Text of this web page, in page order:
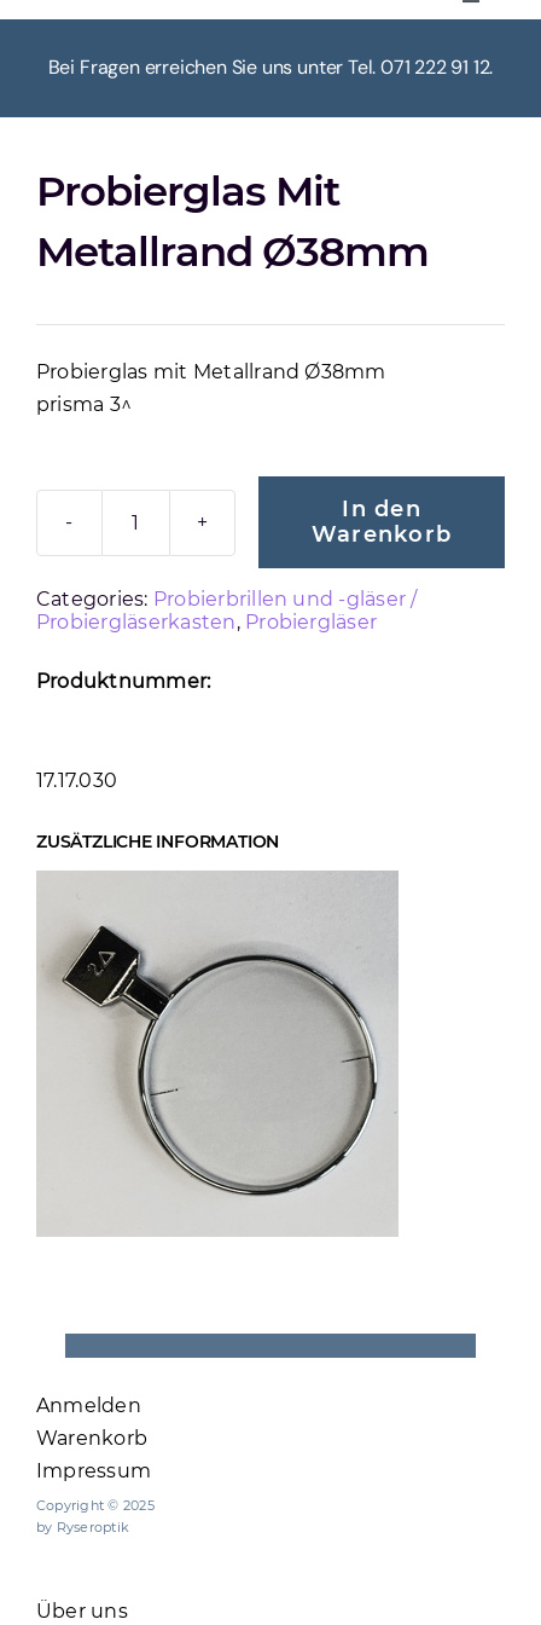
Toggle
HOME
MEIN KONTO
Bei Fragen erreichen Sie uns unter Tel. 071 222 91 12.
Probierglas Mit
Metallrand Ø38mm
Probierglas mit Metallrand Ø38mm
prisma 3^
PROBIERGLAS
METALLRAND
PRISMA
3
In den
Warenkorb
Categories: Probierbrillen und -gläser /
Probiergläserkasten, Probiergläser
Produktnummer:
17.17.030
ZUSÄTZLICHE INFORMATION
Anmelden
Warenkorb
Impressum
Copyright © 2025
by Ryseroptik
Über uns